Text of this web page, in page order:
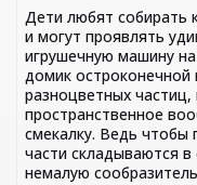
Дети любят собирать
и могут проявлять
игрушечную машину
домик остроконечной
разноцветных
пространственное
смекалку. Ведь чтобы
части складываются
немалую